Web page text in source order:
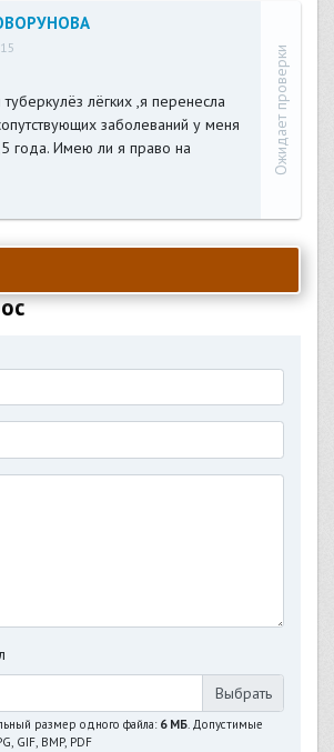
лёгких ,я перенесла
заболеваний у меня
года. Имею ли я право на
Ожидает проверки
размер одного файла: 6 МБ. Допустимые
GIF, BMP, PDF